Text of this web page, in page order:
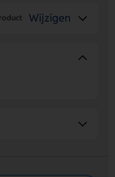
ontspannen
badeend en op de
Wijzigen